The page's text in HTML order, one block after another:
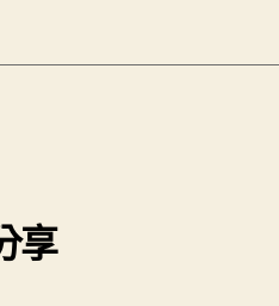
享